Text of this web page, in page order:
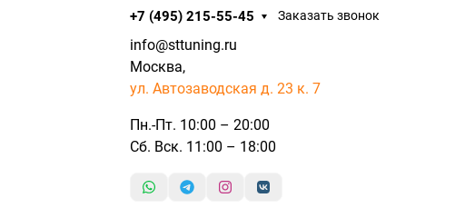
+7 (495) 215-55-45 Заказать звонок
info@sttuning.ru
Москва,
ул. Автозаводская д. 23 к. 7
Пн.-Пт. 10:00 – 20:00
Сб. Вск. 11:00 – 18:00